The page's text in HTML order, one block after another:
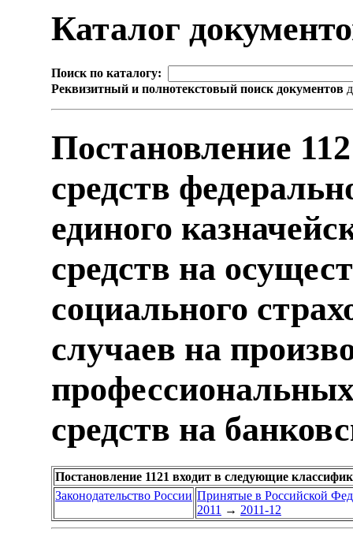
Каталог
Поиск по каталогу:
Реквизитный и полнотекстовый поиск документов
Постановление
средств
единого
средств на
социального
случаев на
средств на
Постановление 1121 входит в следующие
Законодательство России Принятые в Российской
2011 → 2011-12